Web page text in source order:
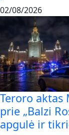
02/08/2026
Teroro aktas
prie „Balzi
apgulė ir